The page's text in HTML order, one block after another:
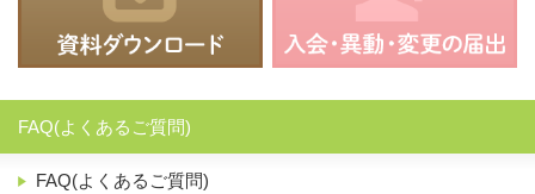
FAQ(よくあるご質問)
FAQ(よくあるご質問)